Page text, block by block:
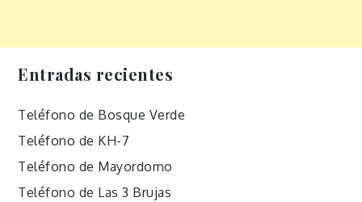
Entradas recientes
Teléfono de Bosque Verde
Teléfono de KH-7
Teléfono de Mayordomo
Teléfono de Las 3 Brujas